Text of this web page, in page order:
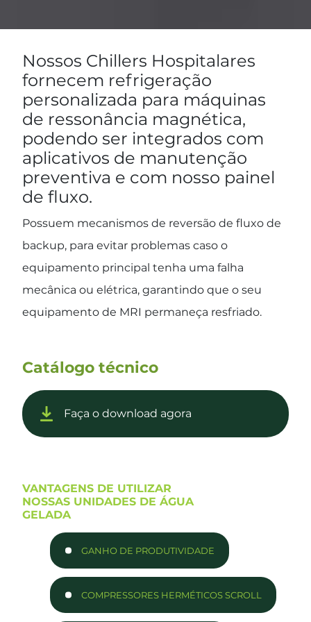
Nossos Chillers Hospitalares
fornecem refrigeração
personalizada para máquinas
de ressonância magnética,
podendo ser integrados com
aplicativos de manutenção
preventiva e com nosso painel
de fluxo.
Possuem mecanismos de reversão de fluxo de
backup, para evitar problemas caso o
equipamento principal tenha uma falha
mecânica ou elétrica, garantindo que o seu
equipamento de MRI permaneça resfriado.
Catálogo técnico
Faça o download agora
VANTAGENS DE UTILIZAR
NOSSAS UNIDADES DE ÁGUA
GELADA
GANHO DE PRODUTIVIDADE
COMPRESSORES HERMÉTICOS SCROLL